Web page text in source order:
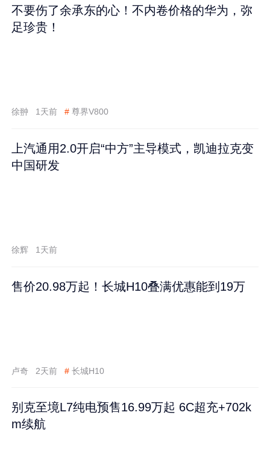
不要伤了余承东的心！不内卷价格的华为，弥
足珍贵！
徐翀 1天前 # 尊界V800
上汽通用2.0开启“中方”主导模式，凯迪拉克变
中国研发
徐辉 1天前
售价20.98万起！长城H10叠满优惠能到19万
卢奇 2天前 # 长城H10
别克至境L7纯电预售16.99万起 6C超充+702k
m续航